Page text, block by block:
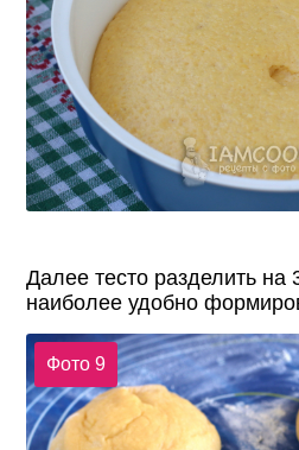
Далее тесто разделить на
наиболее удобно
Фото 9